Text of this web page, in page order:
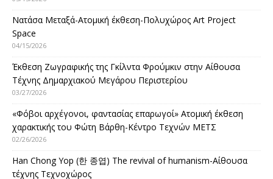
Νατάσα Μεταξά-Ατομική έκθεση-Πολυχώρος Art Project
Space
04/15/2026
Έκθεση Ζωγραφικής της Γκίλντα Φρούμκιν στην Αίθουσα
Τέχνης Δημαρχιακού Μεγάρου Περιστερίου
03/27/2026
«Φόβοι αρχέγονοι, φαντασίας επαρωγοί» Ατομική έκθεση
χαρακτικής του Φώτη Βάρθη-Κέντρο Τεχνών ΜΕΤΣ
02/26/2026
Han Chong Yop (한 종엽) The revival of humanism-Αίθουσα
τέχνης Τεχνοχώρος